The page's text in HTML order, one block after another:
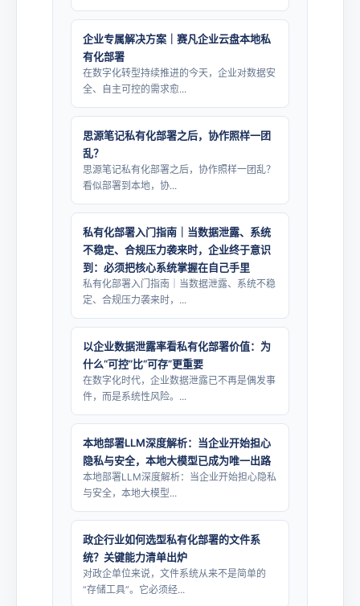
企业专属解决方案｜赛凡企业云盘本地私
有化部署
在数字化转型持续推进的今天，企业对数据安
全、自主可控的需求愈...
思源笔记私有化部署之后，协作照样一团
乱？
思源笔记私有化部署之后，协作照样一团乱？
看似部署到本地，协...
私有化部署入门指南｜当数据泄露、系统
不稳定、合规压力袭来时，企业终于意识
到：必须把核心系统掌握在自己手里
私有化部署入门指南｜当数据泄露、系统不稳
定、合规压力袭来时，...
以企业数据泄露率看私有化部署价值：为
什么“可控”比“可存”更重要
在数字化时代，企业数据泄露已不再是偶发事
件，而是系统性风险。...
本地部署LLM深度解析：当企业开始担心
隐私与安全，本地大模型已成为唯一出路
本地部署LLM深度解析：当企业开始担心隐私
与安全，本地大模型...
政企行业如何选型私有化部署的文件系
统？关键能力清单出炉
对政企单位来说，文件系统从来不是简单的
“存储工具”。它必须经...